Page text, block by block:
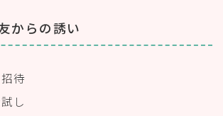
からの誘い
待
し